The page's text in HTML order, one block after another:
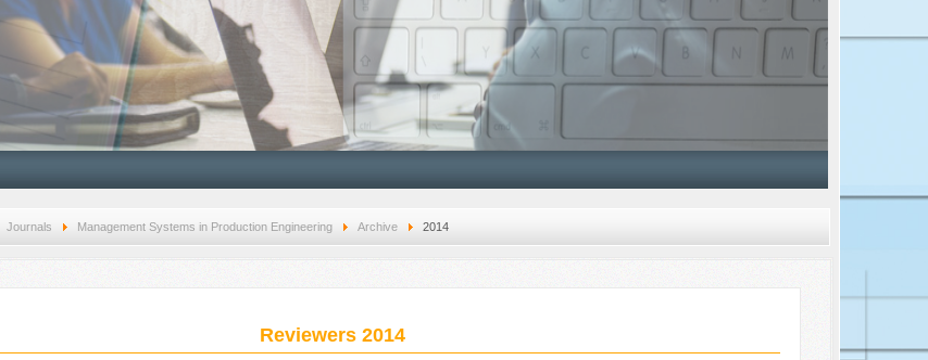
Journals Management Systems in Production Engineering Archive 2014
Reviewers 2014